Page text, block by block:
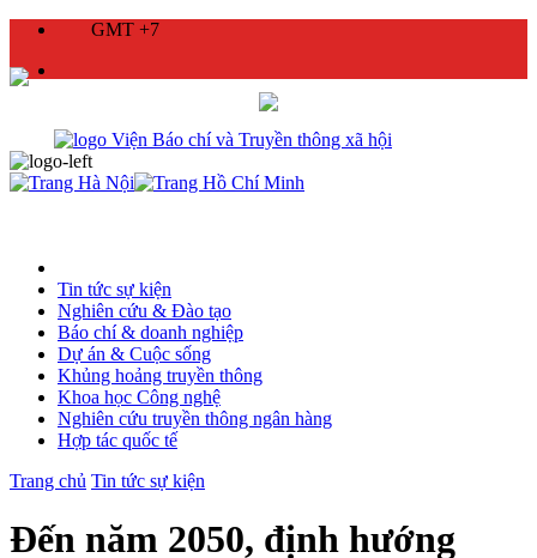
GMT +7
Tin tức sự kiện
Nghiên cứu & Đào tạo
Báo chí & doanh nghiệp
Dự án & Cuộc sống
Khủng hoảng truyền thông
Khoa học Công nghệ
Nghiên cứu truyền thông ngân hàng
Hợp tác quốc tế
Trang chủ Tin tức sự kiện
Đến năm 2050, định hướng